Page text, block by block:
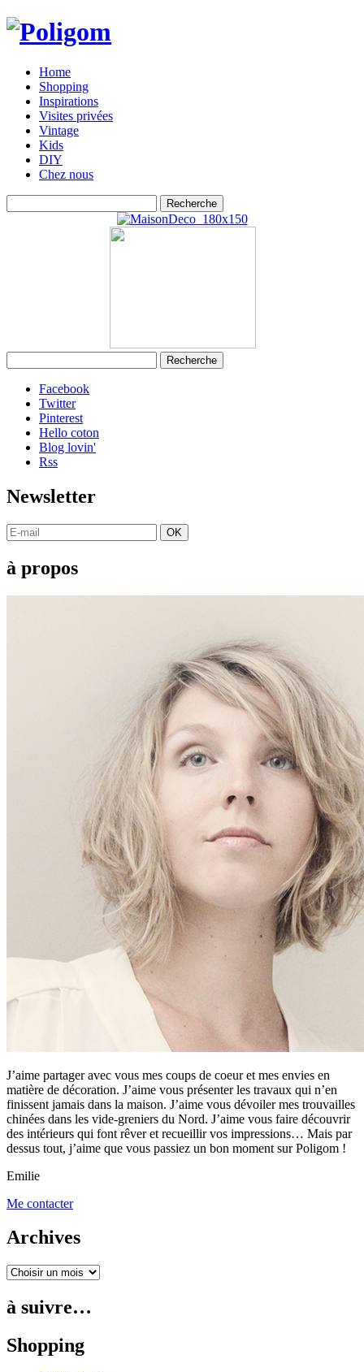
Home
Shopping
Inspirations
Visites privées
Vintage
Kids
DIY
Chez nous
Facebook
Twitter
Pinterest
Hello coton
Blog lovin'
Rss
Newsletter
OK
à propos
J’aime partager avec vous mes coups de coeur et mes envies en
matière de décoration. J’aime vous présenter les travaux qui n’en
finissent jamais dans la maison. J’aime vous dévoiler mes trouvailles
chinées dans les vide-greniers du Nord. J’aime vous faire découvrir
des intérieurs qui font rêver et recueillir vos impressions… Mais par
dessus tout, j’aime que vous passiez un bon moment sur Poligom !
Emilie
Me contacter
Archives
à suivre…
Shopping